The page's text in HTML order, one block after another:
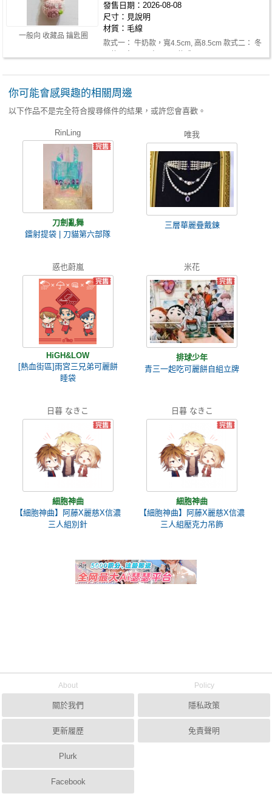
一般向 收藏品 鑰匙圈
發售日期：2026-08-08
尺寸：見說明
材質：毛線
款式一： 牛奶款，寬4.5cm, 高8.5cm 款式二： 冬
你可能會感興趣的相關周邊
以下作品不是完全符合搜尋條件的結果，或許您會喜歡。
RinLing
刀劍亂舞
鐳射提袋 | 刀貓第六部隊
唯我
三層華麗疊戴鍊
惑也蔚嵐
HiGH&LOW
[熱血街區]雨宮三兄弟可麗餅
睡袋
米花
排球少年
青三一起吃可麗餅自組立牌
日暮 なきこ
細胞神曲
【細胞神曲】阿藤X麗慈X信濃
三人組別針
日暮 なきこ
細胞神曲
【細胞神曲】阿藤X麗慈X信濃
三人組壓克力吊飾
About
關於我們
更新履歷
Plurk
Facebook
Policy
隱私政策
免責聲明